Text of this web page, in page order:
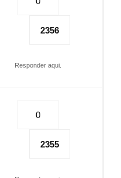
2356
Responder aqui.
0
2355